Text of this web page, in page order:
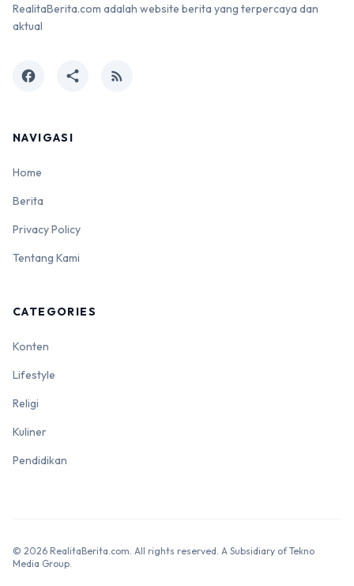
RealitaBerita.com adalah website berita yang terpercaya dan
aktual
facebook share rss_feed
NAVIGASI
Home
Berita
Privacy Policy
Tentang Kami
CATEGORIES
Konten
Lifestyle
Religi
Kuliner
Pendidikan
© 2026 RealitaBerita.com. All rights reserved. A Subsidiary of Tekno
Media Group.